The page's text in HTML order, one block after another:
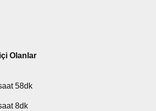
Olanlar
58dk
8dk